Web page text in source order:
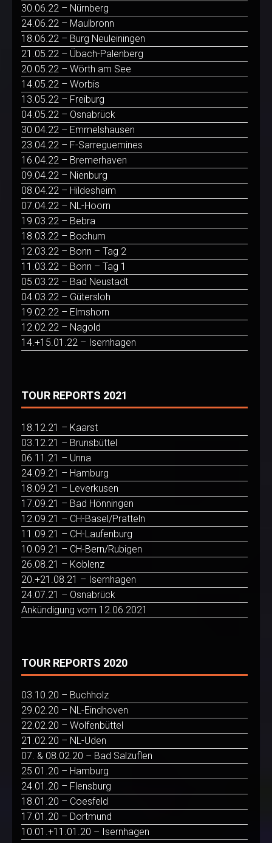
30.06.22 – Nürnberg
24.06.22 – Maulbronn
18.06.22 – Burg Neuleiningen
21.05.22 – Übach-Palenberg
20.05.22 – Wörth am See
14.05.22 – Worbis
13.05.22 – Freiburg
04.05.22 – Osnabrück
30.04.22 – Emmelshausen
23.04.22 – F-Sarreguemines
16.04.22 – Bremerhaven
09.04.22 – Nienburg
08.04.22 – Hildesheim
07.04.22 – NL-Hoorn
19.03.22 – Bebra
18.03.22 – Bochum
12.03.22 – Bonn – Tag 2
11.03.22 – Bonn – Tag 1
05.03.22 – Bad Neustadt
04.03.22 – Gütersloh
19.02.22 – Elmshorn
12.02.22 – Nagold
14.+15.01.22 – Isernhagen
TOUR REPORTS 2021
18.12.21 – Kaarst
03.12.21 – Brunsbüttel
06.11.21 – Unna
24.09.21 – Hamburg
18.09.21 – Leverkusen
17.09.21 – Bad Hönningen
12.09.21 – CH-Basel/Pratteln
11.09.21 – CH-Laufenburg
10.09.21 – CH-Bern/Rubigen
26.08.21 – Koblenz
20.+21.08.21 – Isernhagen
24.07.21 – Osnabrück
Ankündigung vom 12.06.2021
TOUR REPORTS 2020
03.10.20 – Buchholz
29.02.20 – NL-Eindhoven
22.02.20 – Wolfenbüttel
21.02.20 – NL-Uden
07. & 08.02.20 – Bad Salzuflen
25.01.20 – Hamburg
24.01.20 – Flensburg
18.01.20 – Coesfeld
17.01.20 – Dortmund
10.01.+11.01.20 – Isernhagen